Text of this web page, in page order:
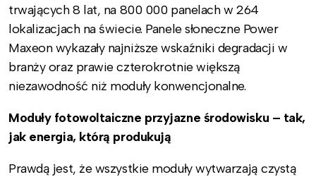
trwających 8 lat, na 800 000 panelach w 264
lokalizacjach na świecie. Panele słoneczne Power
Maxeon wykazały najniższe wskaźniki degradacji w
branży oraz prawie czterokrotnie większą
niezawodność niż moduły konwencjonalne.
Moduły fotowoltaiczne przyjazne środowisku – tak,
jak energia, którą produkują
Prawdą jest, że wszystkie moduły wytwarzają czystą